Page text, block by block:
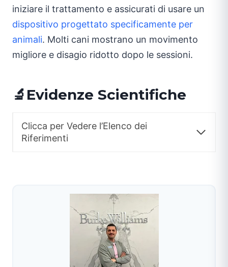
iniziare il trattamento e assicurati di usare un
dispositivo progettato specificamente per
animali. Molti cani mostrano un movimento
migliore e disagio ridotto dopo le sessioni.
🔬Evidenze Scientifiche
Clicca per Vedere l’Elenco dei
Riferimenti